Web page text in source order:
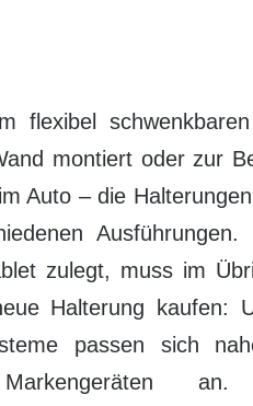
flexibel
montiert oder zur
Auto – die
zulegt, muss im
Halterung kaufen:
passen sich
an.